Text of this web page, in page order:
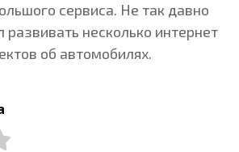
сервиса. Не так давно
развивать несколько интернет
об автомобилях.